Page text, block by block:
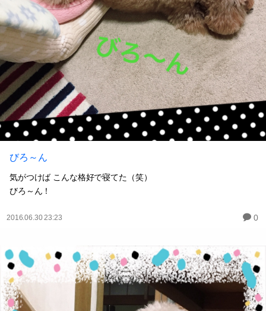
びろ～ん
気がつけば こんな格好で寝てた（笑）
びろ～ん！
2016.06.30 23:23 0